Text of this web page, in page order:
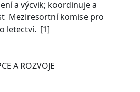
a výcvik; koordinuje a
Meziresortní komise pro
letectví. [1]
A ROZVOJE